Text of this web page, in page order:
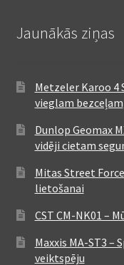
Jaunākās ziņas
Metzeler Karoo 4
vieglam bezceļam
Dunlop Geomax
vidēji cietam
Mitas Street
lietošanai
CST CM-NK01 –
Maxxis MA-ST3
veiktspēju